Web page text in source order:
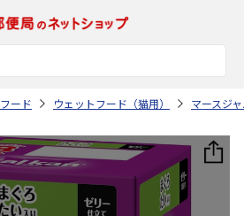
フード ウェットフード（猫用） マースジ